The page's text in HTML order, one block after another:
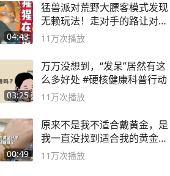
04:43
猛兽派对荒野大膘客模式发现
无赖玩法！走对手的路让对手
无路可走
11万次播放
03:25
万万没想到，“发呆”居然有这
么多好处 #硬核健康科普行动
11万次播放
00:49
原来不是我不适合戴黄金，是
我一直没找到适合我的黄金
😭
11万次播放